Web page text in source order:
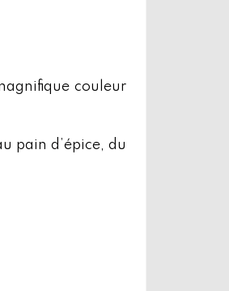
couleur
pain d’épice, du